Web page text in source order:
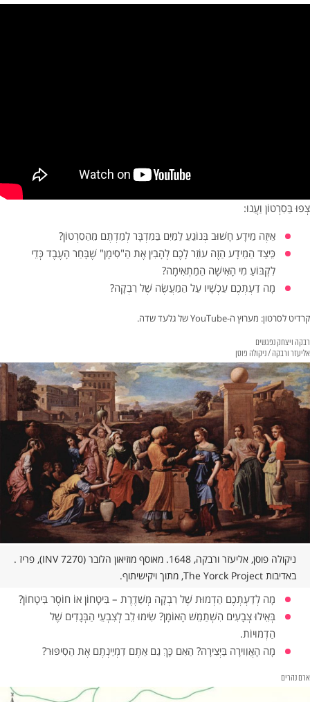
צְפוּ בַּסִרְטוֹן וַעֲנוּ:
אֵיזֶה מֵידָע חָשׁוּב בְּנוֹגֵעַ לַמַיִם בַּמִדְבָּר לְמַדְתֶם מֵהַסִרְטוֹן?
כֵּיצַד הַמֵידָע הַזֶה עוֹזֵר לָכֶם לְהָבִין אֶת הַ"סִימָן" שֶׁבָּחַר הָעֶבֶד כְּדֵי
לִקְבּוֹעַ מִי הָאִישָׁה הַמַתְאִימָה?
מָה דַעְתְכֶם עַכְשָׁיו עַל הַמַעֲשֶׂה שֶׁל רִבְקָה?
קרדיט לסרטון: מערוץ ה-YouTube של גלעד שדה.
רבקה ויצחק נפגשים
אליעזר ורבקה / ניקולה פוסן
ניקולה פוסן, אליעזר ורבקה, 1648. מאוסף מוזיאון הלובר (INV 7270), פריז .
באדיבות The Yorck Project, מתוך ויקישיתוף.
מָה לְדַעְתְכֶם הַדְמוּת שֶׁל רִבְקָה מְשַׁדֶרֶת – בִּיטָחוֹן אוֹ חוֹסֶר בִּיטָחוֹן?
בְּאֵילוּ צְבָעִים הִשְׁתַמֵשׁ הָאוֹמָן? שִׂימוּ לֵב לְצִבְעֵי הַבְּגָדִים שֶׁל
הַדְמוּיוֹת.
מָה הָאֲוִוירָה בַּיְצִירָה? הַאִם כָּךְ גַם אַתֶם דִמְיַינְתֶם אֶת הַסִיפּוּר?
ארם נהרים